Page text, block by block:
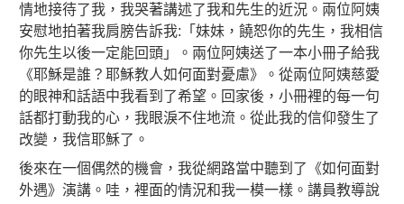
情地接待了我，我哭著講述了我和先生的近況。兩位阿姨
安慰地拍著我肩膀告訴我:「妹妹，饒恕你的先生，我相信
你先生以後一定能回頭」。兩位阿姨送了一本小冊子給我
《耶穌是誰？耶穌教人如何面對憂慮》。從兩位阿姨慈愛
的眼神和話語中我看到了希望。回家後，小冊裡的每一句
話都打動我的心，我眼淚不住地流。從此我的信仰發生了
改變，我信耶穌了。
後來在一個偶然的機會，我從網路當中聽到了《如何面對
外遇》演講。哇，裡面的情況和我一模一樣。講員教導說